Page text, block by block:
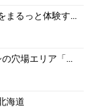
大自然、生き物、絶景、地元グルメをまるっと体験する「湘南西エリア」
都心からたった1時間！今夏イチオシの穴場エリア「三浦半島」
海道